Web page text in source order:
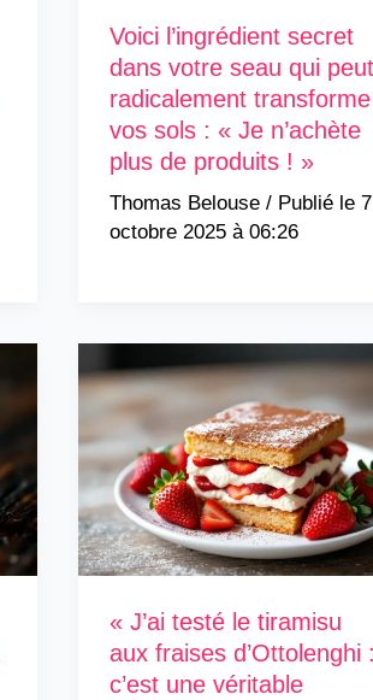
Voici l’ingrédient secret
dans votre seau qui peut
radicalement transforme
vos sols : « Je n’achète
plus de produits ! »
Thomas Belouse /
7
octobre 2025 à 06:26
« J’ai testé le tiramisu
aux fraises d’Ottolenghi
c’est une véritable